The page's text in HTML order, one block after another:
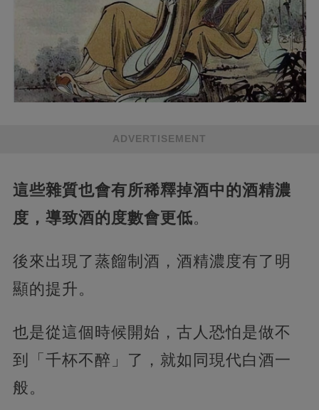
ADVERTISEMENT
這些雜質也會有所稀釋掉酒中的酒精濃
度，導致酒的度數會更低。
後來出現了蒸餾制酒，酒精濃度有了明
顯的提升。
也是從這個時候開始，古人恐怕是做不
到「千杯不醉」了，就如同現代白酒一
般。